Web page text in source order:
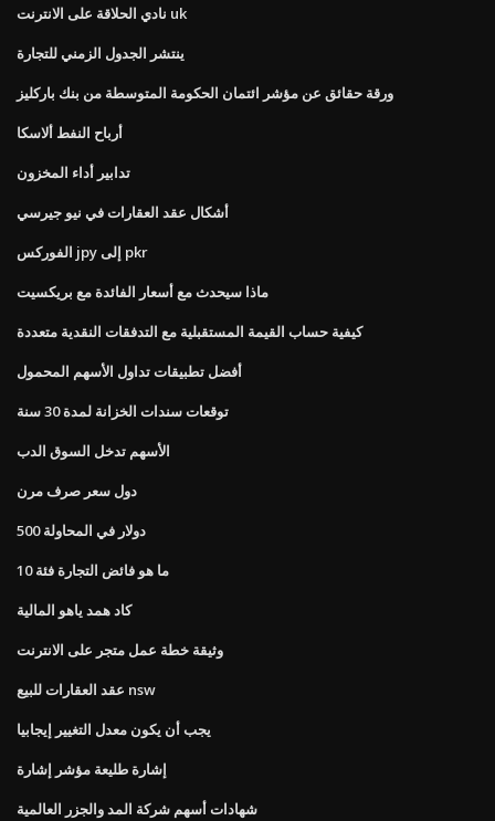
نادي الحلاقة على الانترنت uk
ينتشر الجدول الزمني للتجارة
ورقة حقائق عن مؤشر ائتمان الحكومة المتوسطة من بنك باركليز
أرباح النفط ألاسكا
تدابير أداء المخزون
أشكال عقد العقارات في نيو جيرسي
الفوركس jpy إلى pkr
ماذا سيحدث مع أسعار الفائدة مع بريكسيت
كيفية حساب القيمة المستقبلية مع التدفقات النقدية متعددة
أفضل تطبيقات تداول الأسهم المحمول
توقعات سندات الخزانة لمدة 30 سنة
الأسهم تدخل السوق الدب
دول سعر صرف مرن
500 دولار في المحاولة
ما هو فائض التجارة فئة 10
كاد همد ياهو المالية
وثيقة خطة عمل متجر على الانترنت
عقد العقارات للبيع nsw
يجب أن يكون معدل التغيير إيجابيا
إشارة طليعة مؤشر إشارة
شهادات أسهم شركة المد والجزر العالمية